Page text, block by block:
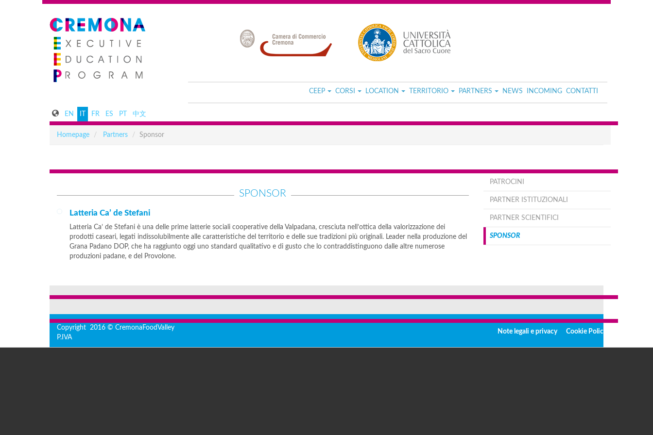
EN FR ES PT 中文
CEEP CORSI LOCATION TERRITORIO PARTNERS NEWS INCOMING CONTATTI
Homepage Partners Sponsor
SPONSOR
Latteria Ca’ de Stefani
Latteria Ca’ de Stefani è una delle prime latterie sociali cooperative della Valpadana, cresciuta nell’ottica della valorizzazione dei
prodotti caseari, legati indissolubilmente alle caratteristiche del territorio e delle sue tradizioni più originali. Leader nella produzione del
Grana Padano DOP, che ha raggiunto oggi uno standard qualitativo e di gusto che lo contraddistinguono dalle altre numerose
produzioni padane, e del Provolone.
PATROCINI
PARTNER ISTITUZIONALI
PARTNER SCIENTIFICI
SPONSOR
Note legali e privacy Cookie Policy
Copyright 2016 © CremonaFoodValley
P.IVA